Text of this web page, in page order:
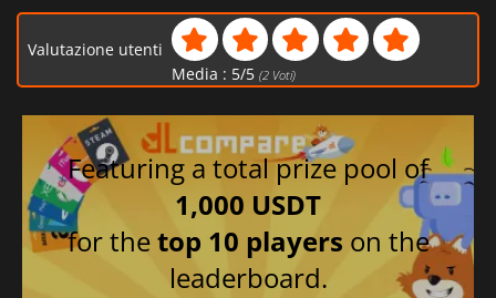
Valutazione utenti
Media : 5/5 (2Voti)
Featuring a total prize pool of
1,000 USDT
for thetop 10 players on the
leaderboard.